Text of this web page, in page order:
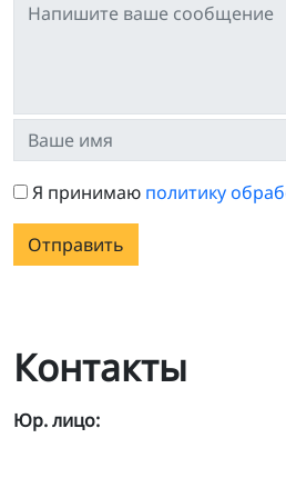
Я принимаю политику
Отправить
Контакты
Юр. лицо: